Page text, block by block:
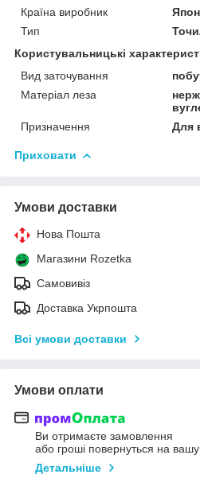
Країна виробник
Тип
Користувальницькі
Вид заточування
Матеріал леза
Призначення
Для
Приховати
Умови доставки
Нова Пошта
Магазини Rozetka
Самовивіз
Доставка Укрпошта
Всі умови доставки
Умови оплати
Ви отримаєте замовлення
або гроші повернуться на вашу
Детальніше